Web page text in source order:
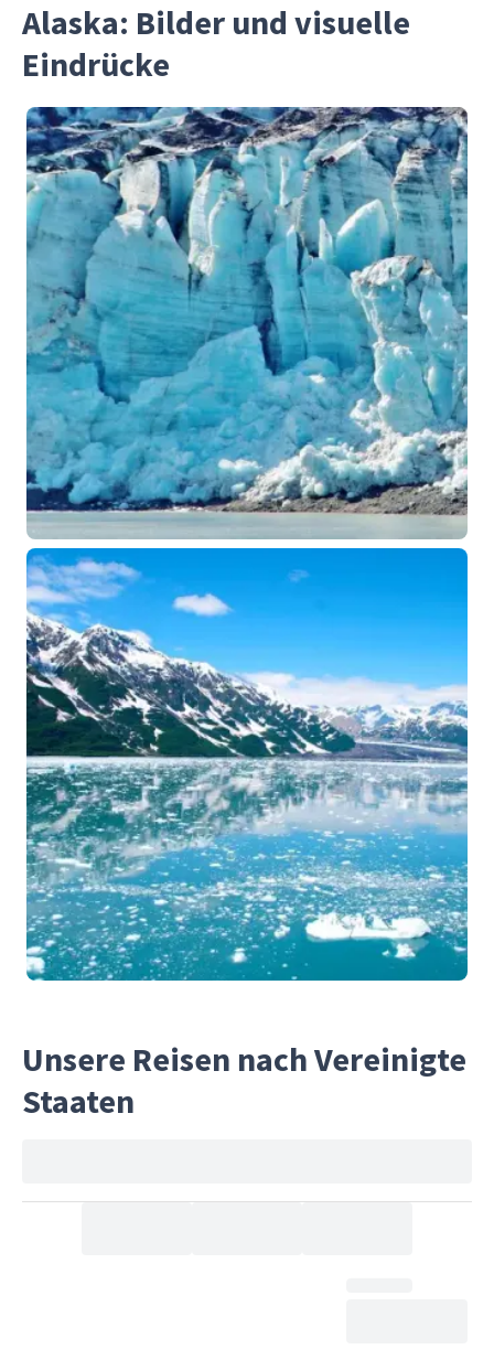
Alaska: Bilder und visuelle
Eindrücke
Unsere Reisen nach Vereinigte
Staaten